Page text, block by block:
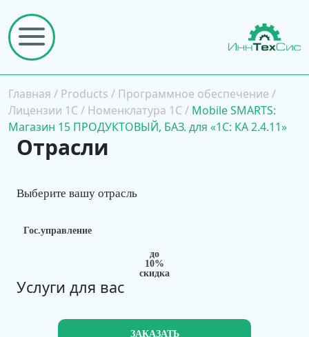
Главная / Products / Программное обеспечение /
Лицензии 1С / Номенклатура 1С / Mobile SMARTS:
Магазин 15 ПРОДУКТОВЫЙ, БАЗ. для «1С: КА 2.4.11»
Отрасли
Гос.управление
Выберите вашу отрасль
до
10%
скидка
Услуги для вас
ЗАКАЗАТЬ